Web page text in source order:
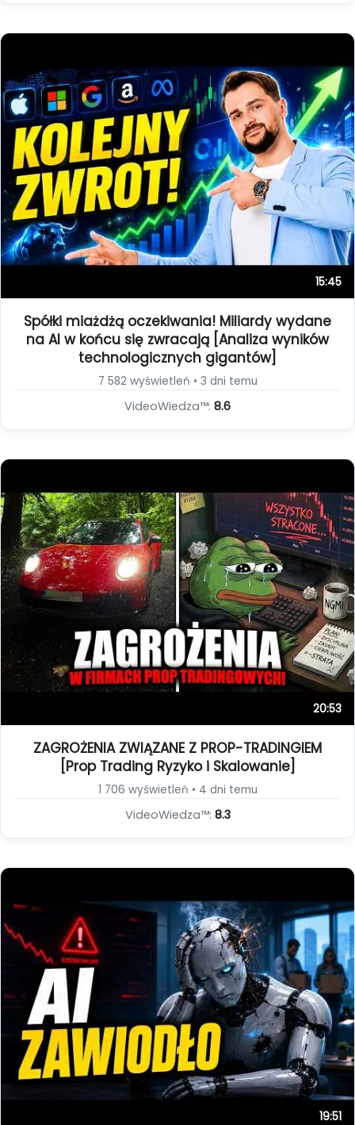
15:45
Spółki miażdżą oczekiwania! Miliardy wydane
na AI w końcu się zwracają [Analiza wyników
technologicznych gigantów]
7 582 wyświetleń • 3 dni temu
VideoWiedza™: 8.6
20:53
ZAGROŻENIA ZWIĄZANE Z PROP-TRADINGIEM
[Prop Trading Ryzyko i Skalowanie]
1 706 wyświetleń • 4 dni temu
VideoWiedza™: 8.3
19:51